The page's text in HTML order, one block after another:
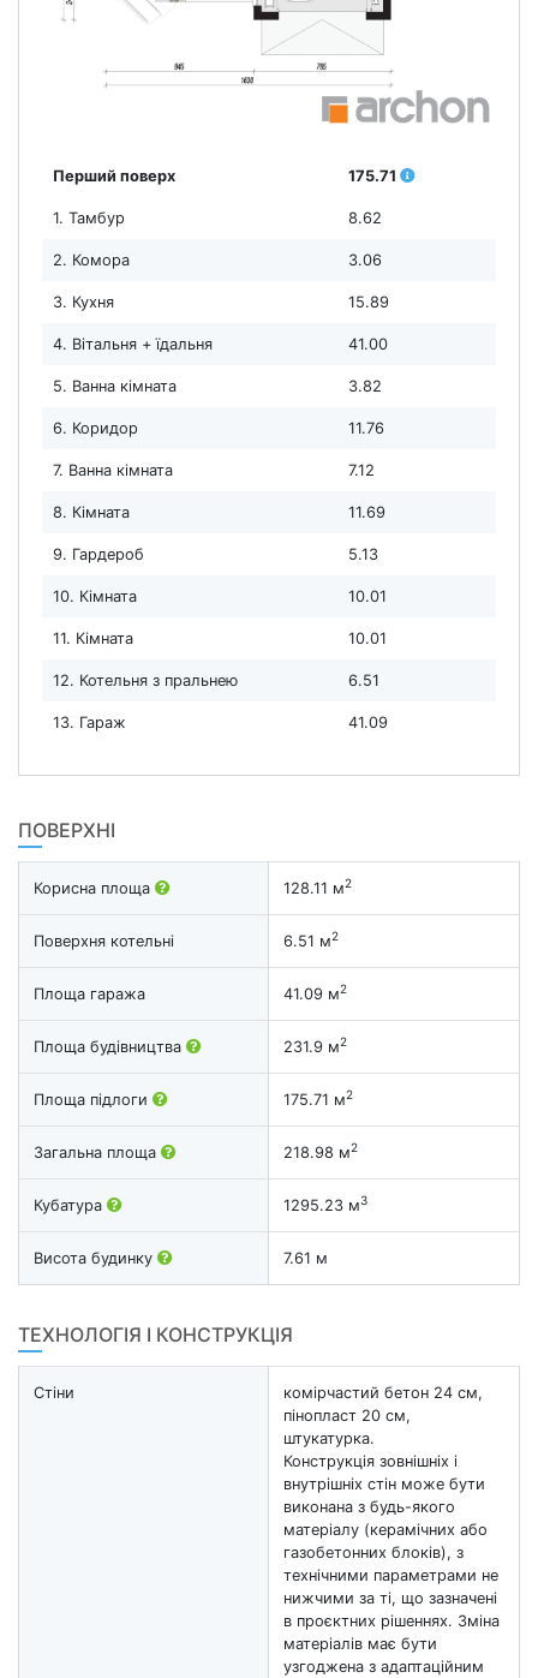
Перший поверх 175.71
1. Тамбур 8.62
2. Комора 3.06
3. Кухня 15.89
4. Вітальня + їдальня 41.00
5. Ванна кімната 3.82
6. Коридор 11.76
7. Ванна кімната 7.12
8. Кімната 11.69
9. Гардероб 5.13
10. Кімната 10.01
11. Кімната 10.01
12. Котельня з пральнею 6.51
13. Гараж 41.09
ПОВЕРХНІ
Корисна площа 128.11 м2
Поверхня котельні 6.51 м2
Площа гаража 41.09 м2
Площа будівництва 231.9 м2
Площа підлоги 175.71 м2
Загальна площа 218.98 м2
Кубатура 1295.23 м3
Висота будинку 7.61 м
ТЕХНОЛОГІЯ І КОНСТРУКЦІЯ
Стіни
комірчастий бетон 24 см,
пінопласт 20 см,
штукатурка.
Конструкція зовнішніх і
внутрішніх стін може бути
виконана з будь-якого
матеріалу (керамічних або
газобетонних блоків), з
технічними параметрами не
нижчими за ті, що зазначені
в проєктних рішеннях. Зміна
матеріалів має бути
узгоджена з адаптаційним